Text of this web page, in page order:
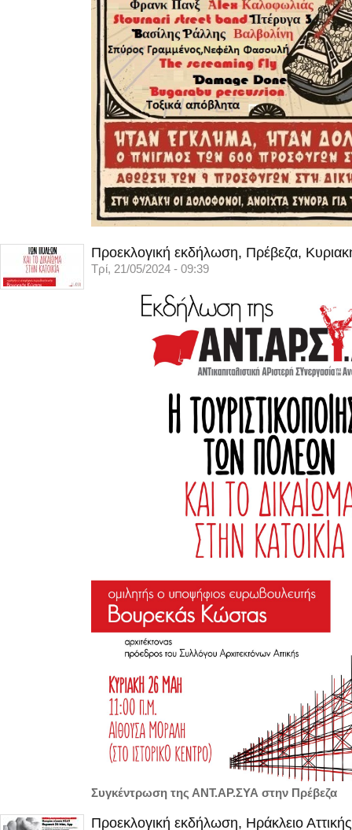
Προεκλογική εκδήλωση, Πρέβεζα,
Τρί, 21/05/2024 - 09:39
Συγκέντρωση της ΑΝΤ.ΑΡ.ΣΥΑ στην Πρέβεζα
Προεκλογική εκδήλωση, Ηράκλειο